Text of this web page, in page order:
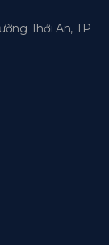
Thới An, TP